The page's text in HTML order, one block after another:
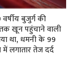
बुजुर्ग की
खून पहुंचाने वाली
था, धमनी के 99
लगातार तेज दर्द